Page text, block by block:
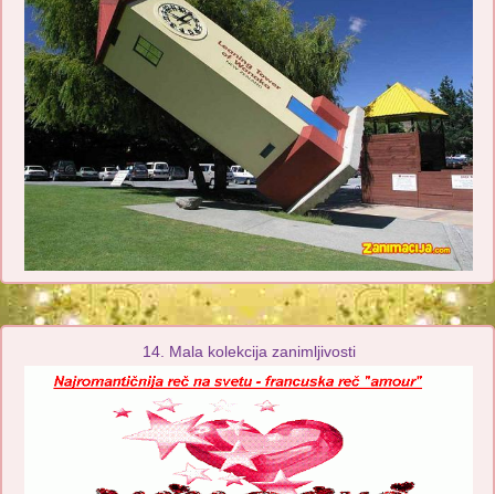
14. Mala kolekcija zanimljivosti